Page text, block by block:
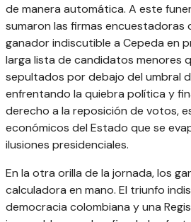
de manera automática. A este
sumaron las firmas encuestadoras
ganador indiscutible a Cepeda en
larga lista de candidatos menores
sepultados por debajo del umbral
enfrentando la quiebra política y
derecho a la reposición de votos,
económicos del Estado que se
ilusiones presidenciales.
En la otra orilla de la jornada, los
calculadora en mano. El triunfo
democracia colombiana y una